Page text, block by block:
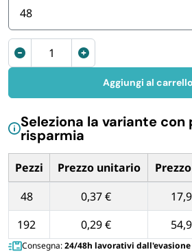
FORNITURE SETTORE
48
Provette
in
con
in
sughero
alte
15
cm
quantità
Aggiungi al carrello
Seleziona la variante con
risparmia
Tabella dei prezzi unitari in base
Pezzi Prezzo unitario
48
0,37 €
192
0,29 €
Consegna:24/48h lavorativi dall'evasione